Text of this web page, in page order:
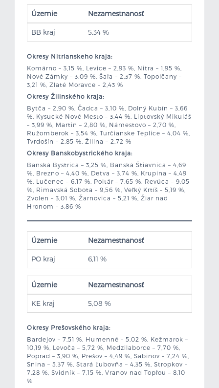
Územie Nezamestnanosť
BB kraj 5,34 %
Okresy Nitrianskeho kraja:
Komárno – 3,15 %, Levice – 2,93 %, Nitra – 1,95 %,
Nové Zámky – 3,09 %, Šaľa – 2,37 %, Topoľčany –
3,21 %, Zlaté Moravce – 2,43 %
Okresy Žilinského kraja:
Bytča – 2,90 %, Čadca – 3,10 %, Dolný Kubín – 3,66
%, Kysucké Nové Mesto – 3,44 %, Liptovský Mikuláš
– 3,99 %, Martin – 2,80 %, Námestovo – 2,70 %,
Ružomberok – 3,54 %, Turčianske Teplice – 4,04 %,
Tvrdošín – 2,85 %, Žilina – 2,72 %
Okresy Banskobystrického kraja:
Banská Bystrica – 3,25 %, Banská Štiavnica – 4,69
%, Brezno – 4,40 %, Detva – 3,74 %, Krupina – 4,49
%, Lučenec – 6,17 %, Poltár – 7,65 %, Revúca – 9,05
%, Rimavská Sobota – 9,56 %, Veľký Krtíš – 5,19 %,
Zvolen – 3,01 %, Žarnovica – 5,21 %, Žiar nad
Hronom – 3,86 %
Územie Nezamestnanosť
PO kraj 6,11 %
Územie Nezamestnanosť
KE kraj 5,08 %
Okresy Prešovského kraja:
Bardejov – 7,51 %, Humenné – 5,02 %, Kežmarok –
10,19 %, Levoča – 5,72 %, Medzilaborce – 7,70 %,
Poprad – 3,90 %, Prešov – 4,49 %, Sabinov – 7,24 %,
Snina – 5,37 %, Stará Ľubovňa – 4,35 %, Stropkov –
7,28 %, Svidník – 7,15 %, Vranov nad Topľou – 8,10
%